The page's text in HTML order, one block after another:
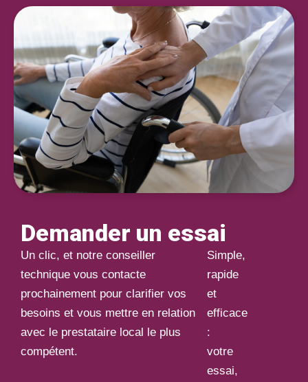
Demander un essai
Un clic, et notre conseiller
technique vous contacte
prochainement pour clarifier vos
besoins et vous mettre en relation
avec le prestataire local le plus
compétent.
Simple,
rapide
et
efficace
:
votre
essai,